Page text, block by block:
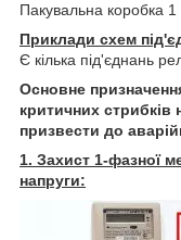
Пакувальна коробка 1
Приклади схем
Є кілька під'єднань
Основне
критичних стрибків
призвести до
1. Захист 1-фазної
напруги: